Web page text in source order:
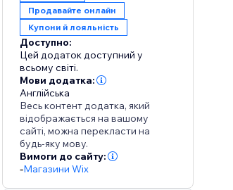
Продавайте онлайн
Купони й лояльність
Доступно:
Цей додаток доступний у
всьому світі.
Мови додатка:
Англійська
Весь контент додатка, який
відображається на вашому
сайті, можна перекласти на
будь-яку мову.
Вимоги до сайту:
-Магазини Wix